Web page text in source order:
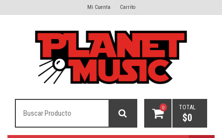
Mi Cuenta Carrito
0 TOTAL
$0